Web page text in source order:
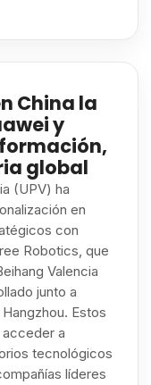
China la
y
global
(UPV) ha
en
con
Robotics, que
Valencia
junto a
Estos
a
tecnológicos
líderes